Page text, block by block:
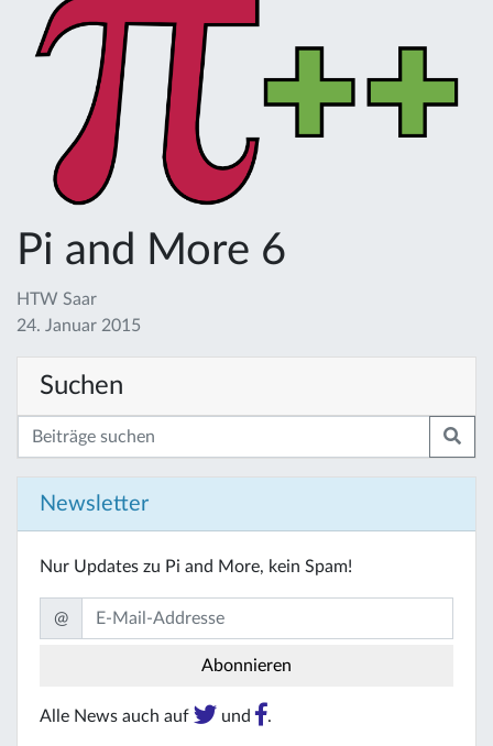
Pi and More 6
HTW Saar
24. Januar 2015
Suchen
Newsletter
Nur Updates zu Pi and More, kein Spam!
@
Alle News auch auf und .